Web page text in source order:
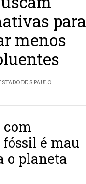
para
menos
DE S.PAULO
com
é mau
o planeta